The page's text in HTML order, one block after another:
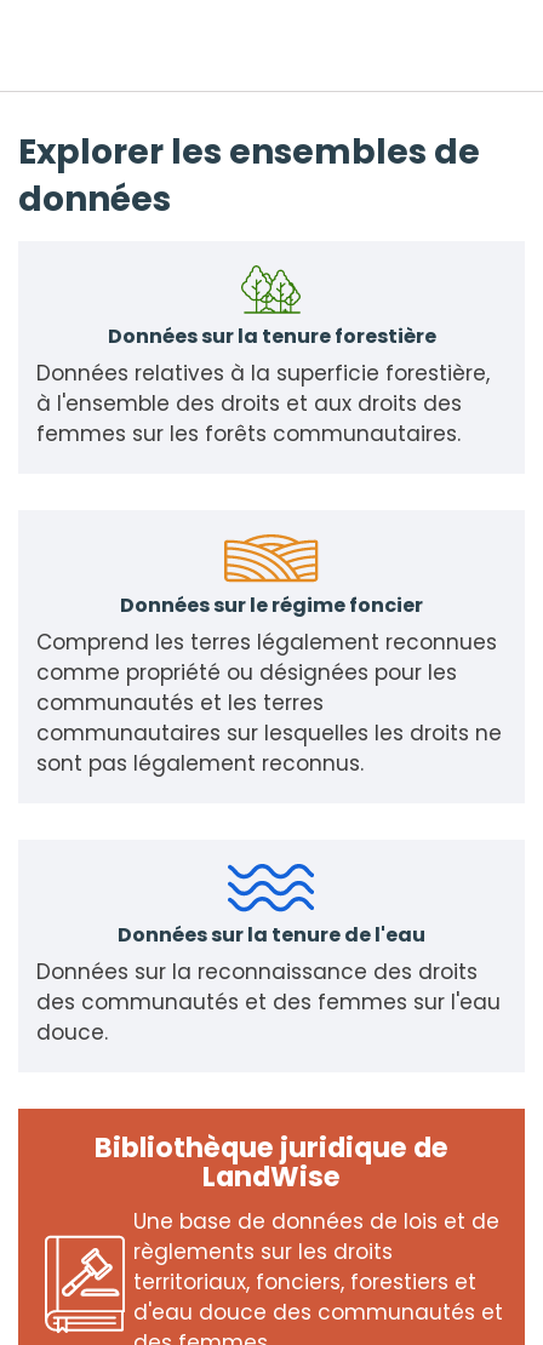
Explorer les ensembles de
données
Données sur la tenure forestière
Données relatives à la superficie forestière,
à l'ensemble des droits et aux droits des
femmes sur les forêts communautaires.
Données sur le régime foncier
Comprend les terres légalement reconnues
comme propriété ou désignées pour les
communautés et les terres
communautaires sur lesquelles les droits ne
sont pas légalement reconnus.
Données sur la tenure de l'eau
Données sur la reconnaissance des droits
des communautés et des femmes sur l'eau
douce.
Bibliothèque juridique de
LandWise
Une base de données de lois et de
règlements sur les droits
territoriaux, fonciers, forestiers et
d'eau douce des communautés et